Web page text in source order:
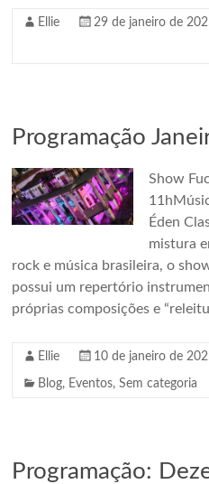
Ellie 29 de janeiro de
Programação
Show
Éden
mistura
rock e música brasileira, o
possui um repertório
próprias composições e
Ellie 10 de janeiro de
Blog, Eventos,Sem categoria
Programação: